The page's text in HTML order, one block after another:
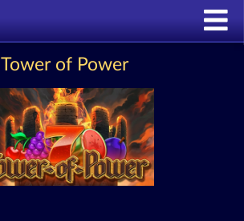
Tower of Power